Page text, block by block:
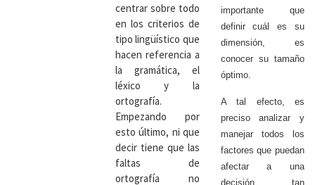
centrar sobre todo
en los criterios de
tipo lingüístico que
hacen referencia a
la gramática, el
léxico y la
ortografía.
Empezando por
esto último, ni que
decir tiene que las
faltas de
ortografía no
importante que
definir cuál es su
dimensión, es
conocer su tamaño
óptimo.
A tal efecto, es
preciso analizar y
manejar todos los
factores que puedan
afectar a una
decisión tan